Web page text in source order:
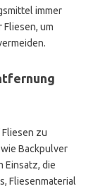
immer
um
zu
Backpulver
Einsatz, die
Fliesenmaterial